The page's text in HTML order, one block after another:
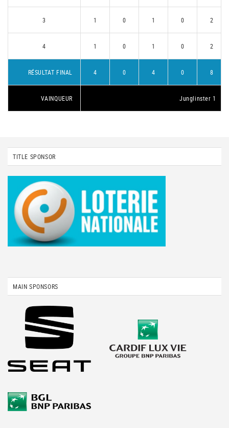
3 1 0 1 0 2
4 1 0 1 0 2
RÉSULTAT FINAL 4 0 4 0 8
VAINQUEUR Junglinster 1
TITLE SPONSOR
MAIN SPONSORS